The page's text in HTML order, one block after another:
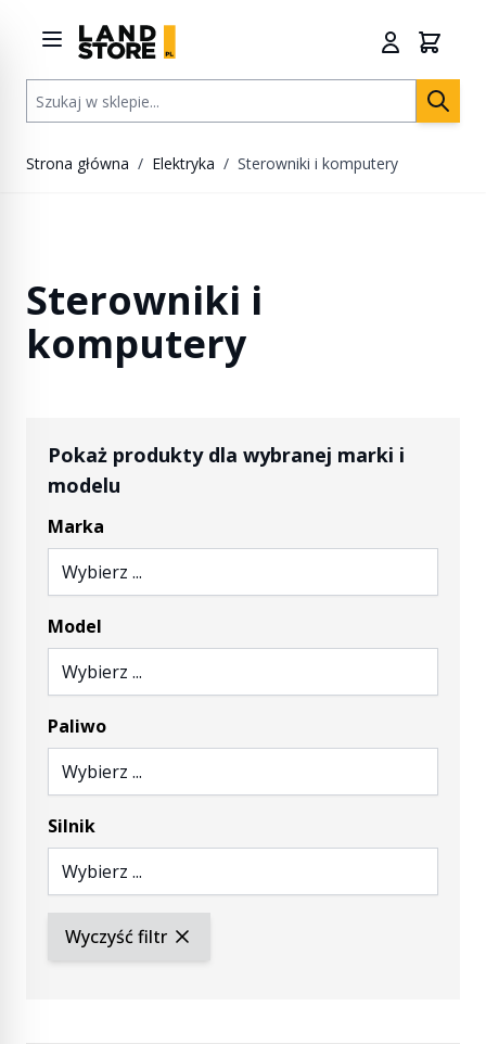
Szukaj w sklepie...
Strona główna / Elektryka / Sterowniki i komputery
Sterowniki i
komputery
Pokaż produkty dla wybranej marki i
modelu
Marka
Wybierz ...
Model
Wybierz ...
Paliwo
Wybierz ...
Silnik
Wybierz ...
Wyczyść filtr